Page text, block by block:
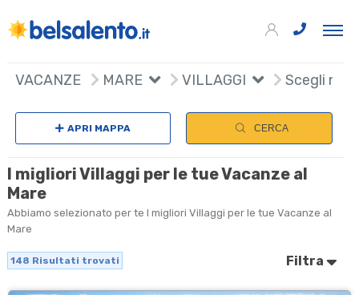
VACANZE MARE VILLAGGI Scegli
APRI MAPPA CERCA
I migliori Villaggi per le tue Vacanze al
Mare
Abbiamo selezionato per te I migliori Villaggi per le tue Vacanze al
Mare
148 Risultati trovati Filtra
+